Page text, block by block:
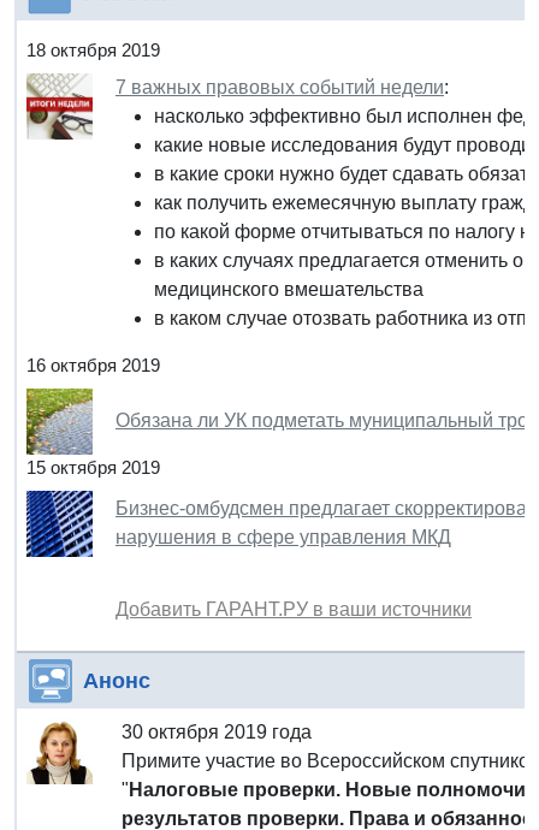
18 октября 2019
7 важных правовых событий недели:
насколько эффективно был исполнен
какие новые исследования будут
в какие сроки нужно будет сдавать
как получить ежемесячную выплату
по какой форме отчитываться по налогу
в каких случаях предлагается отменить
медицинского вмешательства
в каком случае отозвать работника из
16 октября 2019
Обязана ли УК подметать муниципальный
15 октября 2019
Бизнес-омбудсмен предлагает
нарушения в сфере управления МКД
Добавить ГАРАНТ.РУ в ваши источники
Анонс
30 октября 2019 года
Примите участие во Всероссийском
" Налоговые проверки. Новые полномочия
результатов проверки. Права и